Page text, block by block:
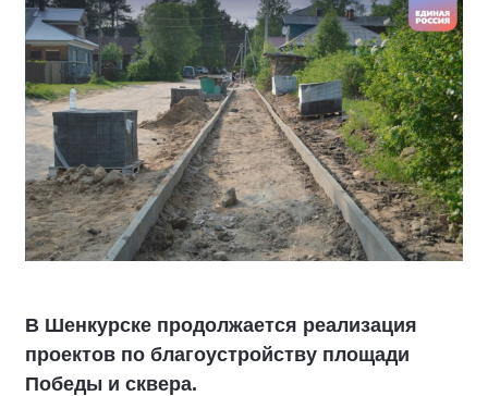
В Шенкурске продолжается реализация
проектов по благоустройству площади
Победы и сквера.